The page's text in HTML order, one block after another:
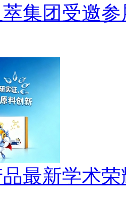
集团受邀
最新学术